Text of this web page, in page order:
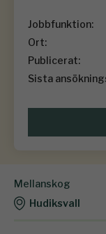
Jobbfunktion:
Ort:
Publicerat:
Sista
Mellanskog
Hudiksvall